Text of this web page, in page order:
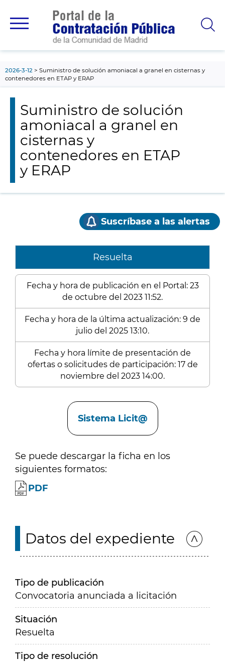
principal
2026-3-12
Suministro de solución amoniacal a granel en cisternas y
contenedores en ETAP y ERAP
Suministro de solución
amoniacal a granel en
cisternas y
contenedores en ETAP
y ERAP
Suscríbase a las alertas
Resuelta
Fecha y hora de publicación en el Portal: 23
de octubre del 2023 11:52.
Fecha y hora de la última actualización: 9 de
julio del 2025 13:10.
Fecha y hora límite de presentación de
ofertas o solicitudes de participación: 17 de
noviembre del 2023 14:00.
Sistema Licit@
Se puede descargar la ficha en los
siguientes formatos:
PDF
Datos del expediente
Tipo de publicación
Convocatoria anunciada a licitación
Situación
Resuelta
Tipo de resolución